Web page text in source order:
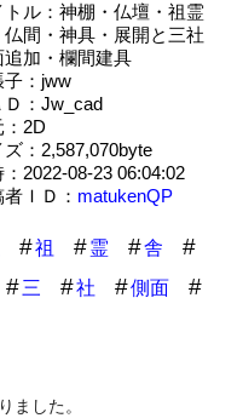
トル：神棚・仏壇・祖霊
仏間・神具・展開と三社
追加・欄間建具
子：jww
Ｄ：Jw_cad
：2D
ズ：2,587,070byte
：2022-08-23 06:04:02
ＩＤ： matukenQP
祖 霊
舎
三 社
側面
ました。